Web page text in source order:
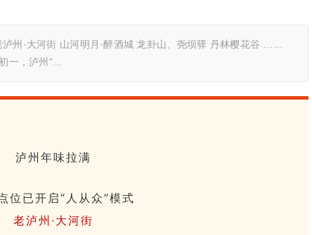
州·大河街 山河明月·醉酒城 龙卦山、尧坝驿 丹林樱花谷 ……
一，泸州“…
泸州年味拉满
位 已开启“人从众”模式
老泸州·大河街